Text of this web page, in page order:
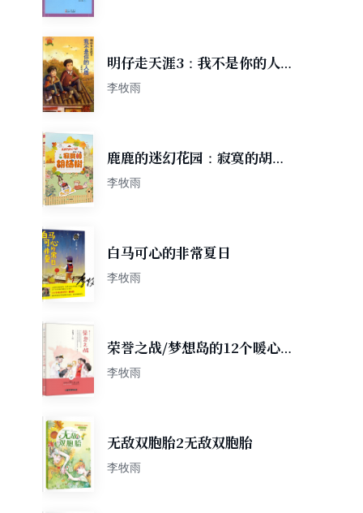
明仔走天涯3：我不是你的人
质
李牧雨
鹿鹿的迷幻花园：寂寞的胡杨
树
李牧雨
白马可心的非常夏日
李牧雨
荣誉之战/梦想岛的12个暖心
故事社会主义核心价值观原创
李牧雨
无敌双胞胎2无敌双胞胎
李牧雨